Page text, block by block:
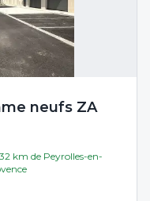
neufs ZA
32 km de Peyrolles-en-